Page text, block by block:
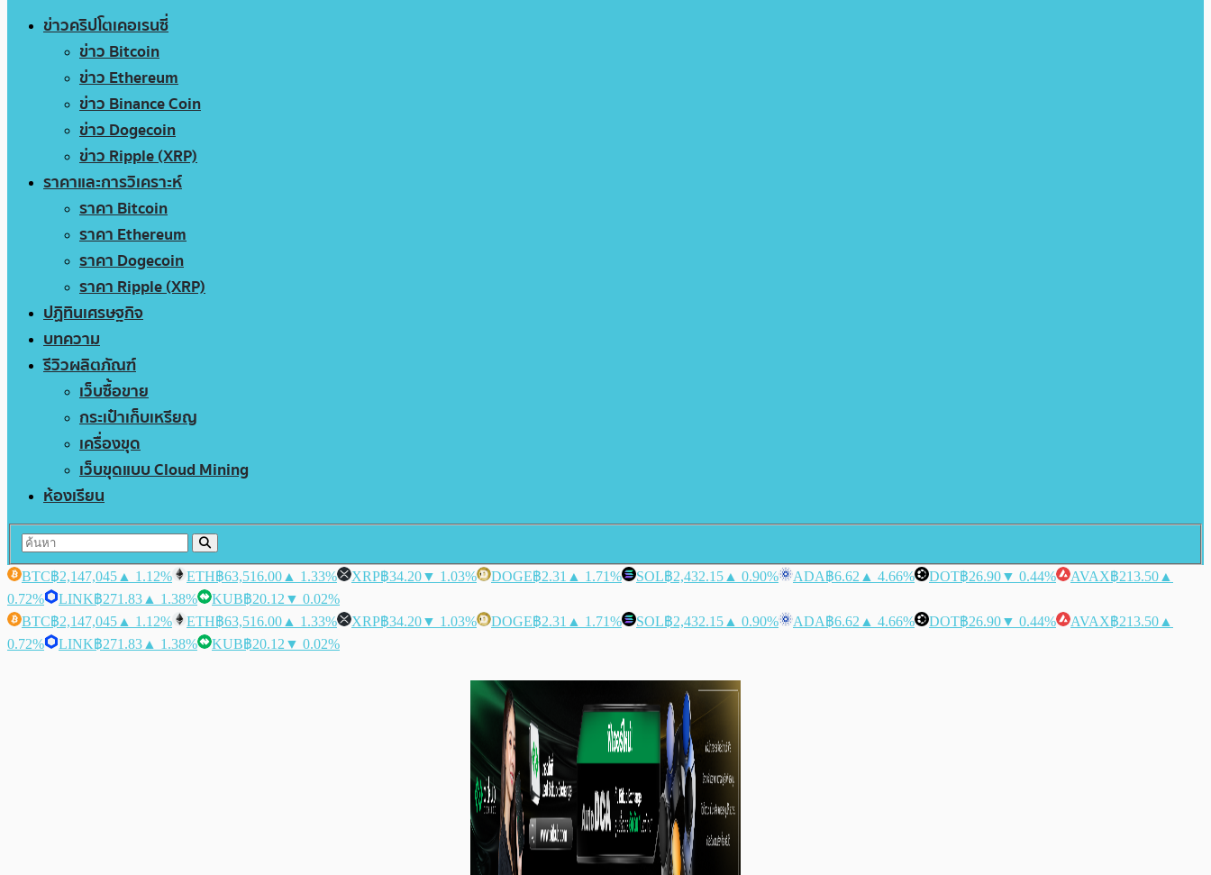
ข่าวคริปโตเคอเรนซี่
ข่าว Bitcoin
ข่าว Ethereum
ข่าว Binance Coin
ข่าว Dogecoin
ข่าว Ripple (XRP)
ราคาและการวิเคราะห์
ราคา Bitcoin
ราคา Ethereum
ราคา Dogecoin
ราคา Ripple (XRP)
ปฏิทินเศรษฐกิจ
บทความ
รีวิวผลิตภัณฑ์
เว็บซื้อขาย
กระเป๋าเก็บเหรียญ
เครื่องขุด
เว็บขุดแบบ Cloud Mining
ห้องเรียน
BTC฿2,147,045 ▲ 1.12% ETH฿63,516.00 ▲ 1.33% XRP฿34.20▼ 1.03% DOGE฿2.31 ▲ 1.71% SOL฿2,432.15 ▲ 0.90% ADA฿6.62 ▲ 4.66% DOT฿26.90▼ 0.44% AVAX฿213.50 ▲
0.72%
LINK฿271.83 ▲ 1.38% KUB฿20.12 ▼ 0.02%
BTC฿2,147,045 ▲ 1.12% ETH฿63,516.00 ▲ 1.33% XRP฿34.20▼ 1.03% DOGE฿2.31 ▲ 1.71% SOL฿2,432.15 ▲ 0.90% ADA฿6.62 ▲ 4.66% DOT฿26.90▼ 0.44% AVAX฿213.50 ▲
0.72%
LINK฿271.83 ▲ 1.38% KUB฿20.12 ▼ 0.02%